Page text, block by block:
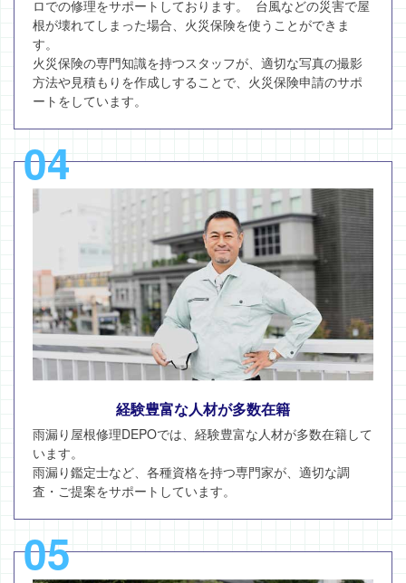
ロでの修理をサポートしております。 台風などの災害で屋
根が壊れてしまった場合、火災保険を使うことができま
す。
火災保険の専門知識を持つスタッフが、適切な写真の撮影
方法や見積もりを作成しすることで、火災保険申請のサポ
ートをしています。
04
経験豊富な人材が多数在籍
雨漏り屋根修理DEPOでは、経験豊富な人材が多数在籍して
います。
雨漏り鑑定士など、各種資格を持つ専門家が、適切な調
査・ご提案をサポートしています。
05